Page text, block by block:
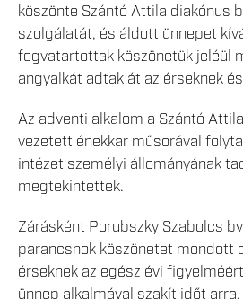
köszönte Szántó Attila diakónus
szolgálatát, és áldott ünnepet
fogvatartottak köszönetük jeléül
angyalkát adtak át az érseknek
Az adventi alkalom a Szántó
vezetett énekkar műsorával
intézet személyi állományának
megtekintettek.
Zárásként Porubszky Szabolcs
parancsnok köszönetet mondott
érseknek az egész évi
ünnep alkalmával szakít időt